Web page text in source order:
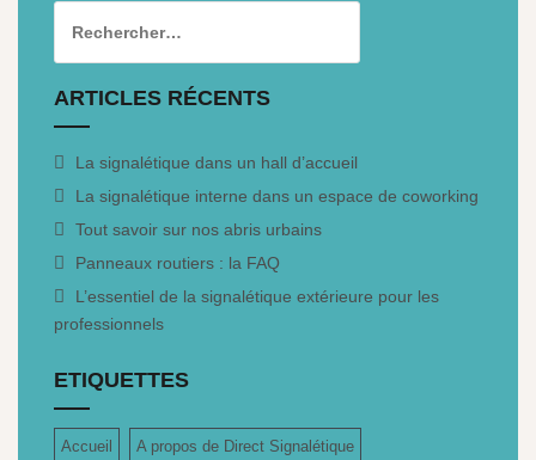
ARTICLES RÉCENTS
La signalétique dans un hall d’accueil
La signalétique interne dans un espace de coworking
Tout savoir sur nos abris urbains
Panneaux routiers : la FAQ
L’essentiel de la signalétique extérieure pour les
professionnels
ETIQUETTES
Accueil A propos de Direct Signalétique